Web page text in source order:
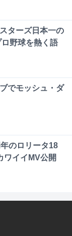
ターズ日本一の
野球を熱く語
でモッシュ・ダ
のロリータ18
ワイイMV公開